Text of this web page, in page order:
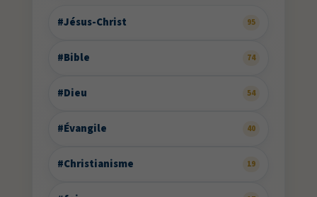
#Jésus-Christ 95
#Bible 74
#Dieu 54
#Évangile 40
#Christianisme 19